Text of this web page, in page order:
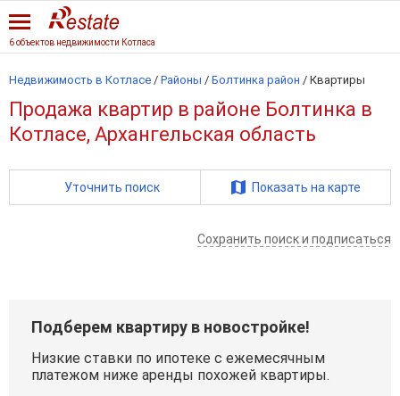
6 объектов недвижимости Котласа
Недвижимость в Котласе / Районы / Болтинка район / Квартиры
Продажа квартир в районе Болтинка в
Котласе, Архангельская область
Уточнить поиск Показать на карте
Сохранить поиск и подписаться
Подберем квартиру в новостройке!
Низкие ставки по ипотеке с ежемесячным
платежом ниже аренды похожей квартиры.